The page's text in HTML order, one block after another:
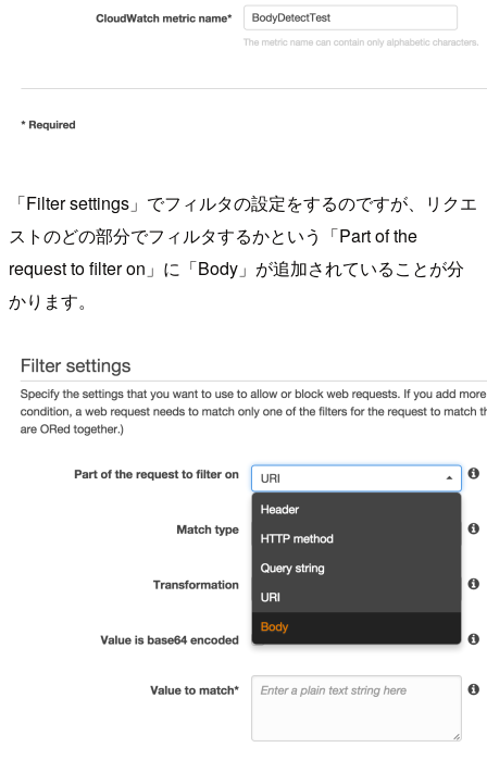
「Filter settings」でフィルタの設定をするのですが、リクエ
ストのどの部分でフィルタするかという「Part of the
request to filter on」に「Body」が追加されていることが分
かります。